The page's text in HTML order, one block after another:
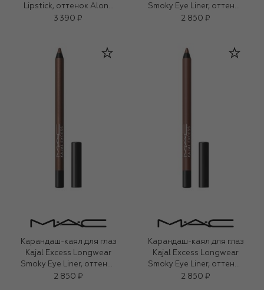
Lipstick, оттенок Alone
Time (3,5g)
3 390 ₽
Smoky Eye Liner, оттенок
Swamped (1,2g)
2 850 ₽
Карандаш-каял для глаз
Kajal Excess Longwear
Smoky Eye Liner, оттенок
Vintage Teddy (1,2g)
2 850 ₽
Карандаш-каял для глаз
Kajal Excess Longwear
Smoky Eye Liner, оттенок
Costa Niche (1,2g)
2 850 ₽